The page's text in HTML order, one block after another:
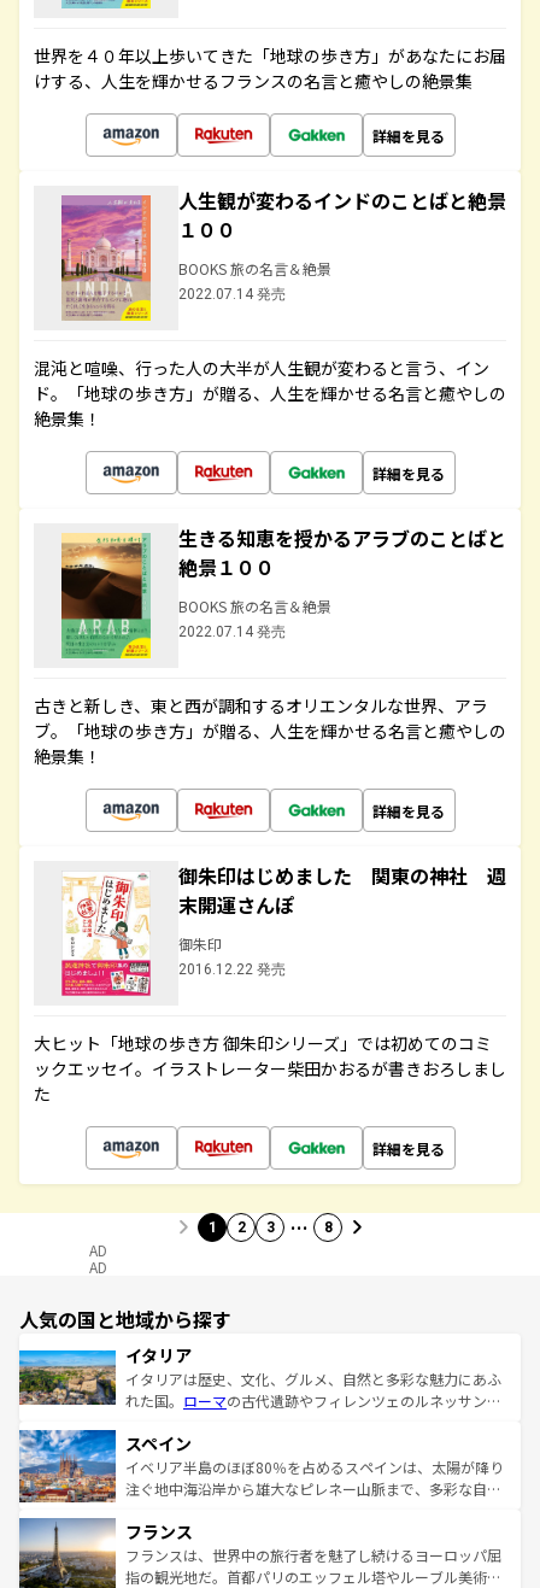
世界を４０年以上歩いてきた「地球の歩き方」があなたにお届
けする、人生を輝かせるフランスの名言と癒やしの絶景集
詳細を見る
人生観が変わるインドのことばと絶景
１００
BOOKS 旅の名言＆絶景
2022.07.14 発売
混沌と喧噪、行った人の大半が人生観が変わると言う、イン
ド。「地球の歩き方」が贈る、人生を輝かせる名言と癒やしの
絶景集！
詳細を見る
生きる知恵を授かるアラブのことばと
絶景１００
BOOKS 旅の名言＆絶景
2022.07.14 発売
古きと新しき、東と西が調和するオリエンタルな世界、アラ
ブ。「地球の歩き方」が贈る、人生を輝かせる名言と癒やしの
絶景集！
詳細を見る
御朱印はじめました 関東の神社 週
末開運さんぽ
御朱印
2016.12.22 発売
大ヒット「地球の歩き方 御朱印シリーズ」では初めてのコミ
ックエッセイ。イラストレーター柴田かおるが書きおろしまし
た
詳細を見る
1 2 3 … 8
AD
AD
人気の国と地域から探す
イタリア
イタリアは歴史、文化、グルメ、自然と多彩な魅力にあふ
れた国。 ローマの古代遺跡やフィレンツェのルネッサンス
ろん、トスカーナの美しい田園風景やアマルフィ海岸の絶
景など、自然景観も見逃せない。観光の合間には、本場の
ピザやパスタなど、絶品のイタリア料理を堪能することも
ませてくれるイタリアで、忘れられない旅をしてみよう！
なお、新着のイタリア情報はコンテンツ一覧 を参照してほ
しい。
スペイン
イベリア半島のほぼ80％を占めるスペインは、太陽が降り
注ぐ地中海沿岸から雄大なピレネー山脈まで、多彩な自然
文化が根付くこの国では、情熱的なフラメンコ、熱気あふ
れる闘牛、そして美味しいタパスが生活の一部となってい
る。首都マドリードの洗練された雰囲気や、バルセロナの
フランス
フランスは、世界中の旅行者を魅了し続けるヨーロッパ屈
指の観光地だ。首都パリのエッフェル塔やルーブル美術館